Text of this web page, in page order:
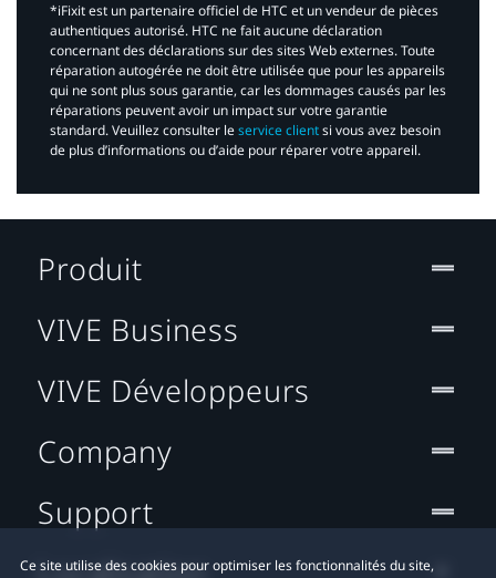
*iFixit est un partenaire officiel de HTC et un vendeur de pièces
authentiques autorisé. HTC ne fait aucune déclaration
concernant des déclarations sur des sites Web externes. Toute
réparation autogérée ne doit être utilisée que pour les appareils
qui ne sont plus sous garantie, car les dommages causés par les
réparations peuvent avoir un impact sur votre garantie
standard. Veuillez consulter leservice clientsi vous avez besoin
de plus d’informations ou d’aide pour réparer votre appareil.​
Ce site utilise des cookies pour optimiser les fonctionnalités du site,
Produit
VIVE Business
VIVE Développeurs
Company
Support